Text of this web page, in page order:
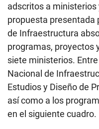
adscritos a ministerios
propuesta presentada
de Infraestructura
programas, proyectos
siete ministerios.
Nacional de
Estudios y Diseño de
así como a los
en el siguiente cuadro.